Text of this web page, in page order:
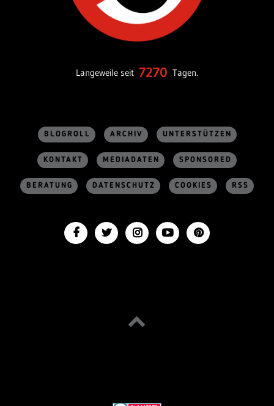
Langeweile seit 7270 Tagen.
BLOGROLL ARCHIV UNTERSTÜTZEN
KONTAKT MEDIADATEN SPONSORED
BERATUNG DATENSCHUTZ COOKIES RSS